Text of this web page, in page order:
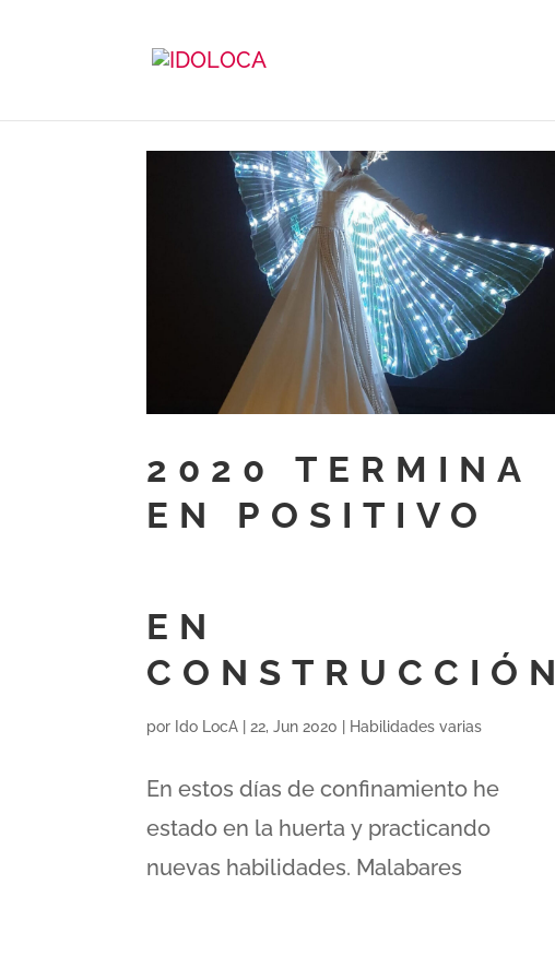
2020 TERMINA
EN POSITIVO
EN
CONSTRUCCIÓN
por Ido LocA 22, Jun 2020 Habilidades varias
En estos días de confinamiento he
estado en la huerta y practicando
nuevas habilidades. Malabares